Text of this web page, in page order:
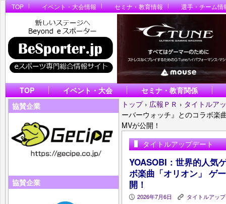
TOP イベント・大会情報 セミナ・教育情報 選手・チーム情
TOP イベント・大会
セミナ・教育関係
協賛企業
協賛企業
トップ › 広報ＰＲ › タイトルア
ーバーウォッチ』とのコラボ楽
MVが公開！
タイトルアップデート
YOASOBI：世界的人気
ボ楽曲「オリオン」 ゲ
開！
P 2026年7月6日 K タイトルアッ